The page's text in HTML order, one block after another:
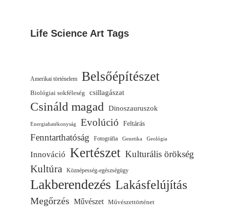
Life Science Art Tags
Amerikai történelem Belsőépítészet
Biológiai sokféleség csillagászat
Csináld magad Dinoszauruszok
Energiahatékonyság Evolúció Feltárás
Fenntarthatóság Fotográfia Genetika Geológia
Innováció Kertészet Kulturális örökség
Kultúra Köznépesség-egészségügy
Lakberendezés Lakásfelújítás
Megőrzés Művészet Művészettörténet